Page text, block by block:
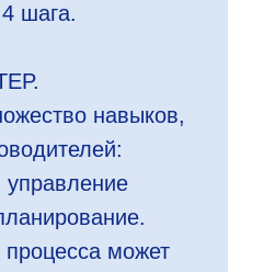
шага.
навыков,
управление
может